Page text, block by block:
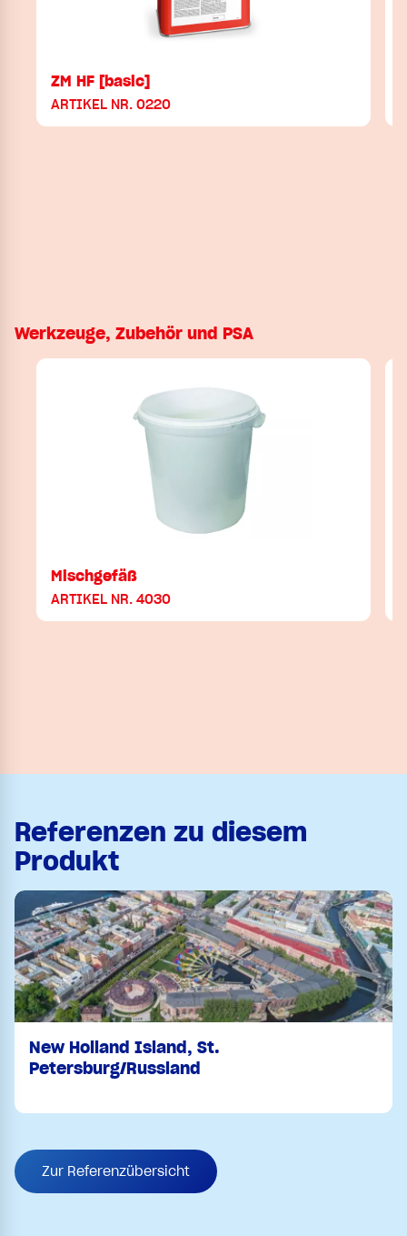
ZM HF [basic]
ARTIKEL NR. 0220
Werkzeuge, Zubehör und PSA
Mischgefäß
ARTIKEL NR. 4030
Referenzen zu diesem
Produkt
New Holland Island, St.
Petersburg/Russland
Zur Referenzübersicht